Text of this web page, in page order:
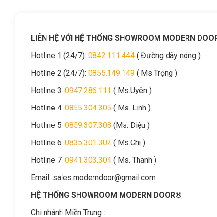
LIÊN HỆ VỚI HỆ THỐNG SHOWROOM MODERN
Hotline 1 (24/7): 0842.111.444 ( Đường dây nóng )
Hotline 2 (24/7): 0855.149.149 ( Ms Trọng )
Hotline 3: 0947.286.111 ( Ms.Uyên )
Hotline 4: 0855.304.305 ( Ms. Linh )
Hotline 5: 0859.307.308 (Ms. Diệu )
Hotline 6: 0835.301.302 ( Ms.Chi )
Hotline 7: 0941.303.304 ( Ms. Thanh )
Email: sales.moderndoor@gmail.com
HỆ THỐNG SHOWROOM MODERN DOOR®
Chi nhánh Miền Trung :